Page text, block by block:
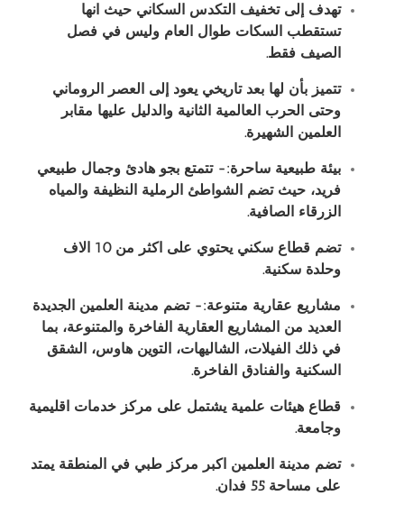
تهدف إلى تخفيف التكدس السكاني حيث انها
تستقطب السكات طوال العام وليس في فصل
الصيف فقط.
تتميز بأن لها بعد تاريخي يعود إلى العصر الروماني
وحتى الحرب العالمية الثانية والدليل عليها مقابر
العلمين الشهيرة.
بيئة طبيعية ساحرة:- تتمتع بجو هادئ وجمال طبيعي
فريد، حيث تضم الشواطئ الرملية النظيفة والمياه
الزرقاء الصافية.
تضم قطاع سكني يحتوي على اكثر من 10 الاف
وحلدة سكنية.
مشاريع عقارية متنوعة:- تضم مدينة العلمين الجديدة
العديد من المشاريع العقارية الفاخرة والمتنوعة، بما
في ذلك الفيلات، الشاليهات، التوين هاوس، الشقق
السكنية والفنادق الفاخرة.
قطاع هيئات علمية يشتمل على مركز خدمات اقليمية
وجامعة.
تضم مدينة العلمين اكبر مركز طبي في المنطقة يمتد
على مساحة 55 فدان
.